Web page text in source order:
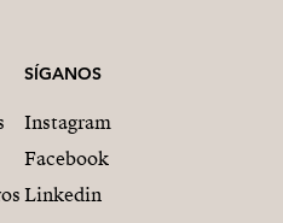
SÍGANOS
Instagram
Facebook
Linkedin